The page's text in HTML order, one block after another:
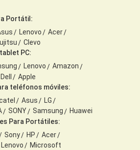
Portátil:
Lenovo
Acer
Clevo
PC:
Lenovo
Amazon
Dell
Apple
teléfonos móviles:
Asus
LG
SONY Samsung
Huawei
Para Portátiles:
Sony HP
Acer
Lenovo Microsoft